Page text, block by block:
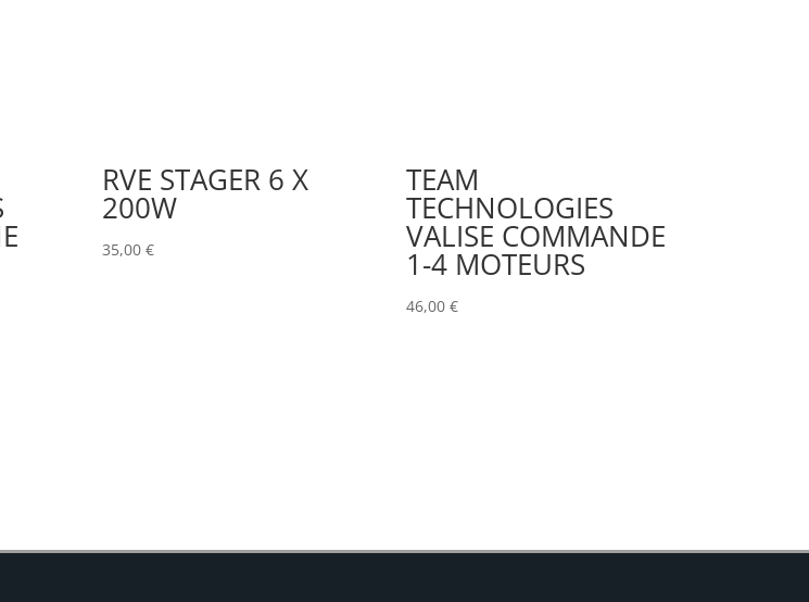
RVE STAGER 6 X
200W
35,00 €
TEAM
TECHNOLOGIES
VALISE COMMANDE
1-4 MOTEURS
46,00 €